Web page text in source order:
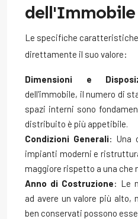
dell'Immobile
Le specifiche
direttamente il suo valore:
Dimensioni e
dell'immobile, il numero di
spazi interni sono
distribuito è più appetibile.
Condizioni Generali: Una
impianti moderni e
maggiore rispetto a una che
Anno di Costruzione: Le
ad avere un valore più
ben conservati possono